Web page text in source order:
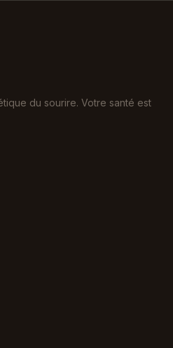
du sourire. Votre santé est